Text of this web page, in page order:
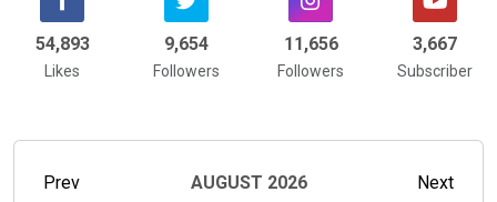
58,742
Likes
9,654
Followers
12,929
Followers
4,030
Subscriber
Prev AUGUST 2026 Next